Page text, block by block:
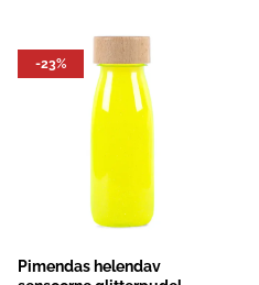
-23%
Pimendas helendav